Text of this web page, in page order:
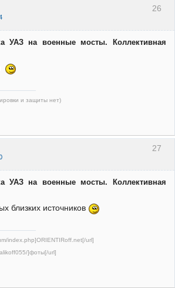
26
УАЗ на военные мосты. Коллективная
и защиты нет)
27
УАЗ на военные мосты. Коллективная
близких источников
index.php]ORIENTIRoff.net[/url]
]фоты[/url]